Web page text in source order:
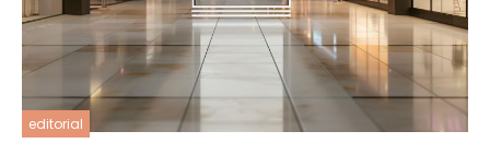
editorial